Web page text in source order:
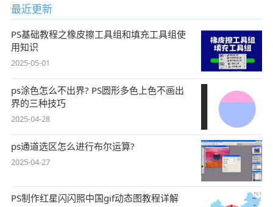
最近更新
PS基础教程之橡皮擦工具组和填充工具组使
用知识
2025-05-01
ps涂色怎么不出界? PS圆形多色上色不画出
界的三种技巧
2025-04-28
ps通道选区怎么进行布尔运算?
2025-04-27
PS制作红星闪闪照中国gif动态图教程详解